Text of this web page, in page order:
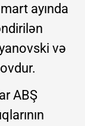
ayında
və
ABŞ